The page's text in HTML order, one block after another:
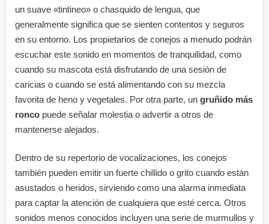
un suave «tintineo» o chasquido de lengua, que
generalmente significa que se sienten contentos y seguros
en su entorno. Los propietarios de conejos a menudo podrán
escuchar este sonido en momentos de tranquilidad, como
cuando su mascota está disfrutando de una sesión de
caricias o cuando se está alimentando con su mezcla
favorita de heno y vegetales. Por otra parte, un gruñido más
ronco puede señalar molestia o advertir a otros de
mantenerse alejados.
Dentro de su repertorio de vocalizaciones, los conejos
también pueden emitir un fuerte chillido o grito cuando están
asustados o heridos, sirviendo como una alarma inmediata
para captar la atención de cualquiera que esté cerca. Otros
sonidos menos conocidos incluyen una serie de murmullos y